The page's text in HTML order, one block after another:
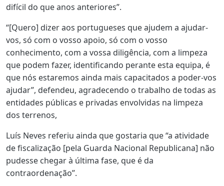
difícil do que anos anteriores”.
“[Quero] dizer aos portugueses que ajudem a ajudar-
vos, só com o vosso apoio, só com o vosso
conhecimento, com a vossa diligência, com a limpeza
que podem fazer, identificando perante esta equipa, é
que nós estaremos ainda mais capacitados a poder-vos
ajudar”, defendeu, agradecendo o trabalho de todas as
entidades públicas e privadas envolvidas na limpeza
dos terrenos,
Luís Neves referiu ainda que gostaria que “a atividade
de fiscalização [pela Guarda Nacional Republicana] não
pudesse chegar à última fase, que é da
contraordenação”.